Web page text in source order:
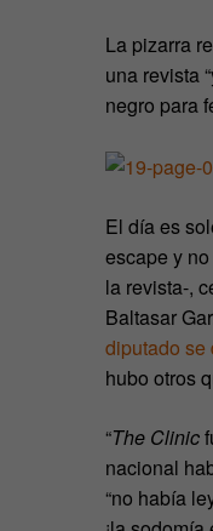
La pizarra
una revista
negro para
El día es
escape y
la revista-,
Baltasar
diputado se
hubo otros
“The Clinic
nacional
“no había